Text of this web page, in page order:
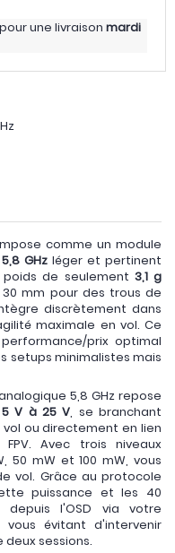
pour une livraison mardi
comme un module
5,8 GHz léger et pertinent
de seulement 3,1 g
mm pour des trous de
discrètement dans
maximale en vol. Ce
prix optimal
setups minimalistes mais
5,8 GHz repose
V à 25 V , se branchant
ou directement en lien
Avec trois niveaux
50 mW et 100 mW, vous
vol. Grâce au protocole
puissance et les 40
depuis l'OSD via votre
vous évitant d'intervenir
sessions.